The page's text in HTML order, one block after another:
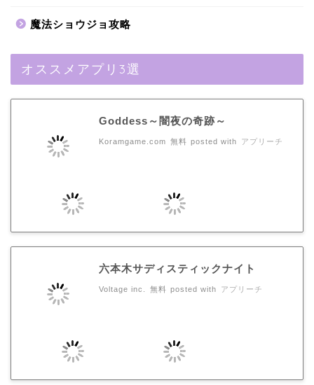
魔法ショウジョ攻略
オススメアプリ3選
Goddess～闇夜の奇跡～
Koramgame.com 無料 posted with アプリーチ
六本木サディスティックナイト
Voltage inc. 無料 posted with アプリーチ